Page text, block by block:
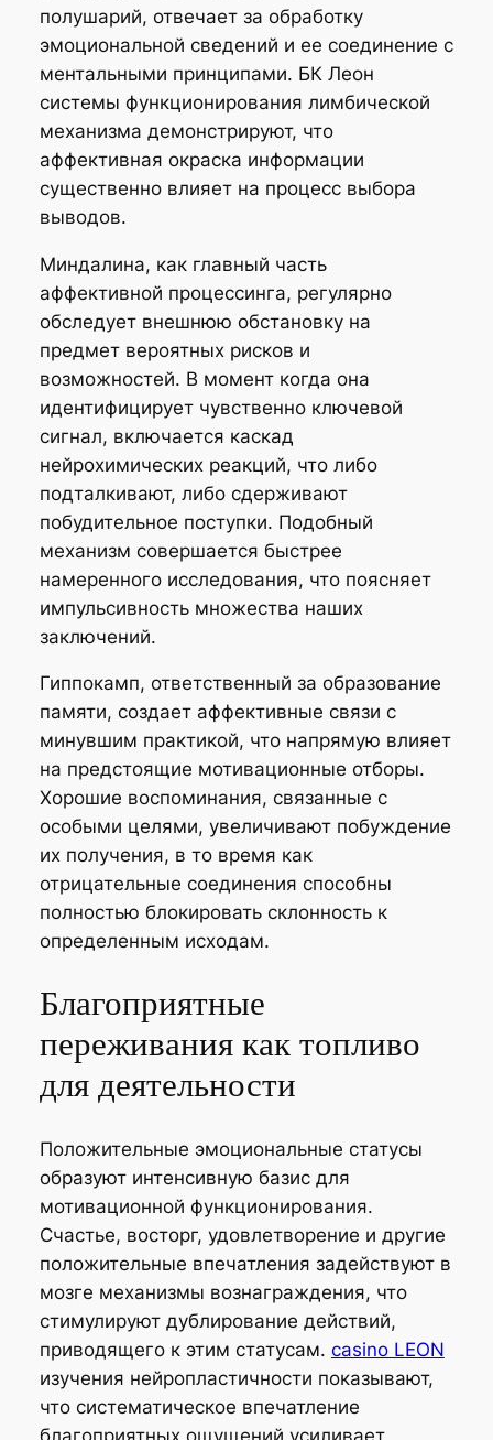
полушарий, отвечает за обработку
эмоциональной сведений и ее соединение с
ментальными принципами. БК Леон
системы функционирования лимбической
механизма демонстрируют, что
аффективная окраска информации
существенно влияет на процесс выбора
выводов.
Миндалина, как главный часть
аффективной процессинга, регулярно
обследует внешнюю обстановку на
предмет вероятных рисков и
возможностей. В момент когда она
идентифицирует чувственно ключевой
сигнал, включается каскад
нейрохимических реакций, что либо
подталкивают, либо сдерживают
побудительное поступки. Подобный
механизм совершается быстрее
намеренного исследования, что поясняет
импульсивность множества наших
заключений.
Гиппокамп, ответственный за образование
памяти, создает аффективные связи с
минувшим практикой, что напрямую влияет
на предстоящие мотивационные отборы.
Хорошие воспоминания, связанные с
особыми целями, увеличивают побуждение
их получения, в то время как
отрицательные соединения способны
полностью блокировать склонность к
определенным исходам.
Благоприятные
переживания как топливо
для деятельности
Положительные эмоциональные статусы
образуют интенсивную базис для
мотивационной функционирования.
Счастье, восторг, удовлетворение и другие
положительные впечатления задействуют в
мозге механизмы вознаграждения, что
стимулируют дублирование действий,
приводящего к этим статусам. casino LEON
изучения нейропластичности показывают,
что систематическое впечатление
благоприятных ощущений усиливает